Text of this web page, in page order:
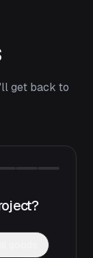
get back to